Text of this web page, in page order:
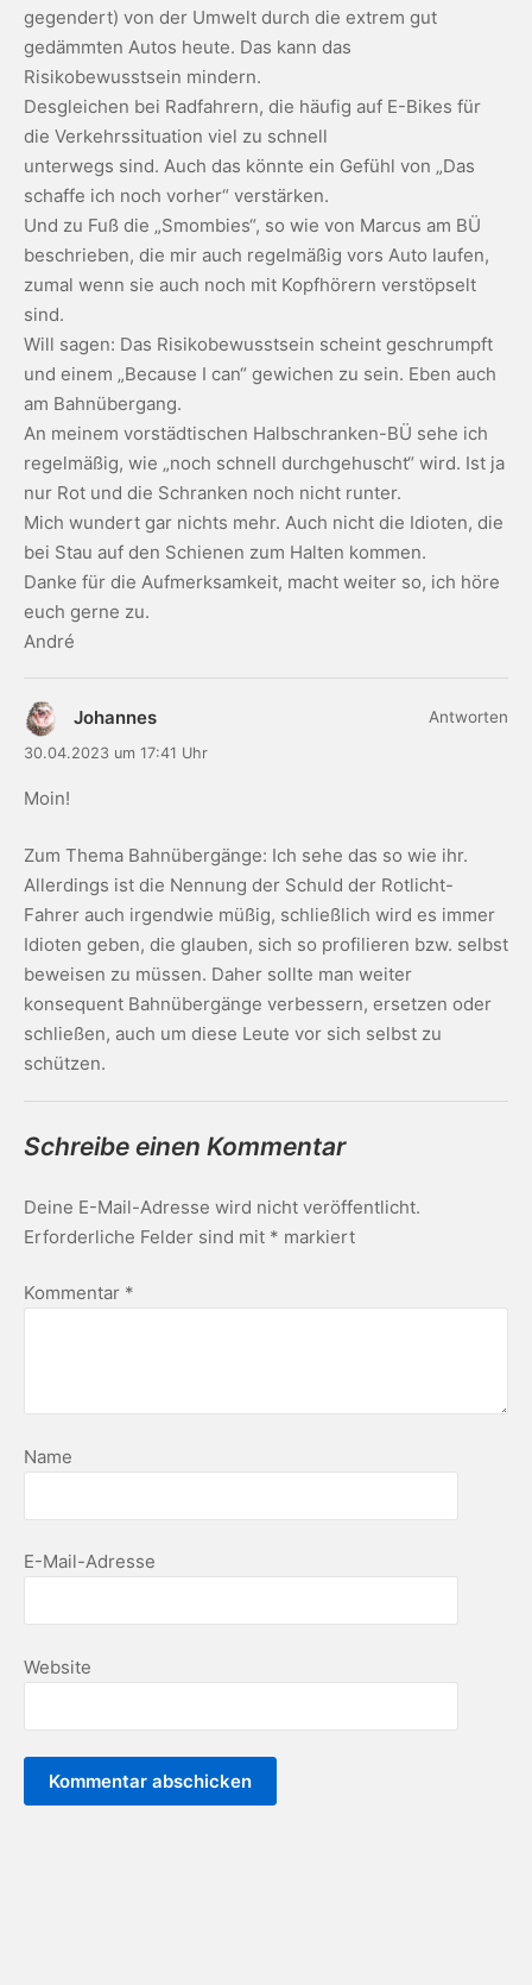
gegendert) von der Umwelt durch die extrem gut
gedämmten Autos heute. Das kann das
Risikobewusstsein mindern.
Desgleichen bei Radfahrern, die häufig auf E-Bikes für
die Verkehrssituation viel zu schnell
unterwegs sind. Auch das könnte ein Gefühl von „Das
schaffe ich noch vorher“ verstärken.
Und zu Fuß die „Smombies“, so wie von Marcus am BÜ
beschrieben, die mir auch regelmäßig vors Auto laufen,
zumal wenn sie auch noch mit Kopfhörern verstöpselt
sind.
Will sagen: Das Risikobewusstsein scheint geschrumpft
und einem „Because I can“ gewichen zu sein. Eben auch
am Bahnübergang.
An meinem vorstädtischen Halbschranken-BÜ sehe ich
regelmäßig, wie „noch schnell durchgehuscht“ wird. Ist ja
nur Rot und die Schranken noch nicht runter.
Mich wundert gar nichts mehr. Auch nicht die Idioten, die
bei Stau auf den Schienen zum Halten kommen.
Danke für die Aufmerksamkeit, macht weiter so, ich höre
euch gerne zu.
André
Johannes
30.04.2023 um 17:41 Uhr
Moin!
Zum Thema Bahnübergänge: Ich sehe das so wie ihr.
Allerdings ist die Nennung der Schuld der Rotlicht-
Fahrer auch irgendwie müßig, schließlich wird es immer
Idioten geben, die glauben, sich so profilieren bzw. selbst
beweisen zu müssen. Daher sollte man weiter
konsequent Bahnübergänge verbessern, ersetzen oder
schließen, auch um diese Leute vor sich selbst zu
schützen.
Antworten
Schreibe einen Kommentar
Deine E-Mail-Adresse wird nicht veröffentlicht.
Erforderliche Felder sind mit * markiert
Kommentar *
Name
E-Mail-Adresse
Website